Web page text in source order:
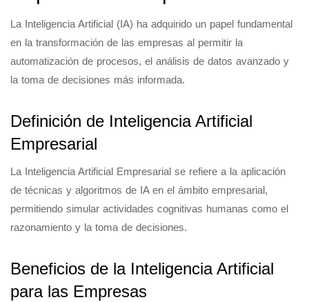
La Inteligencia Artificial (IA) ha adquirido un papel fundamental
en la transformación de las empresas al permitir la
automatización de procesos, el análisis de datos avanzado y
la toma de decisiones más informada.
Definición de Inteligencia Artificial
Empresarial
La Inteligencia Artificial Empresarial se refiere a la aplicación
de técnicas y algoritmos de IA en el ámbito empresarial,
permitiendo simular actividades cognitivas humanas como el
razonamiento y la toma de decisiones.
Beneficios de la Inteligencia Artificial
para las Empresas